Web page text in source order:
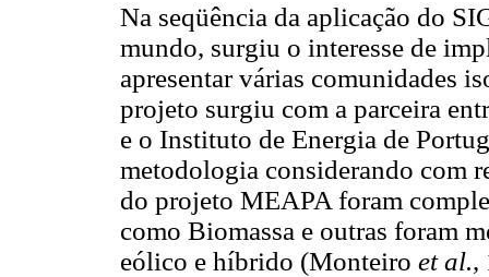
Na seqüência da aplicação do
mundo, surgiu o interesse de
apresentar várias comunidades
projeto surgiu com a parceira
e o Instituto de Energia de
metodologia considerando com
do projeto MEAPA foram
como Biomassa e outras foram
eólico e híbrido (Monteiro et al.,